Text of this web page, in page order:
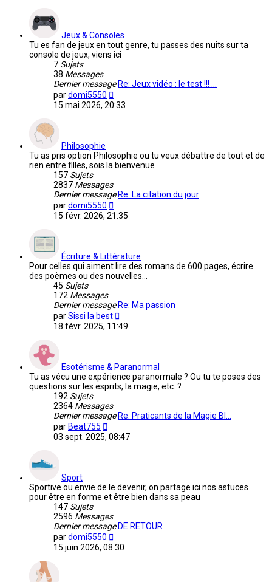
Jeux & Consoles
Tu es fan de jeux en tout genre, tu passes des nuits sur ta
console de jeux, viens ici
7 Sujets
38 Messages
Dernier message Re: Jeux vidéo : le test !!! …
pardomi5550
le
15 mai 2026, 20:33
Philosophie
Tu as pris option Philosophie ou tu veux débattre de tout et de
rien entre filles, sois la bienvenue
157 Sujets
2837 Messages
Dernier message Re: La citation du jour
pardomi5550
le
15 févr. 2026, 21:35
Écriture & Littérature
Pour celles qui aiment lire des romans de 600 pages, écrire
des poèmes ou des nouvelles...
45 Sujets
172 Messages
Dernier message Re: Ma passion
parSissi la best
le
18 févr. 2025, 11:49
Esotérisme & Paranormal
Tu as vécu une expérience paranormale ? Ou tu te poses des
questions sur les esprits, la magie, etc. ?
192 Sujets
2364 Messages
Dernier message Re: Praticants de la Magie Bl…
par Beat755
le
03 sept. 2025, 08:47
Sport
Sportive ou envie de le devenir, on partage ici nos astuces
pour être en forme et être bien dans sa peau
147 Sujets
2596 Messages
Dernier message DE RETOUR
pardomi5550
le
15 juin 2026, 08:30